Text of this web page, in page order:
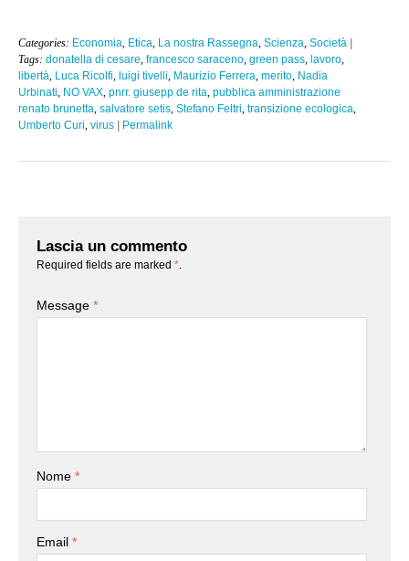
Categories: Economia Etica La nostra Rassegna Scienza Società |
Tags: donatella di cesare francesco saraceno green pass lavoro
libertà Luca Ricolfi luigi tivelli Maurizio Ferrera merito Nadia
Urbinati NO VAX pnrr. giusepp de rita pubblica amministrazione
renato brunetta salvatore setis Stefano Feltri transizione ecologica
Umberto Curi virus | Permalink
Lascia un commento
Required fields are marked *
Message *
Nome *
Email *